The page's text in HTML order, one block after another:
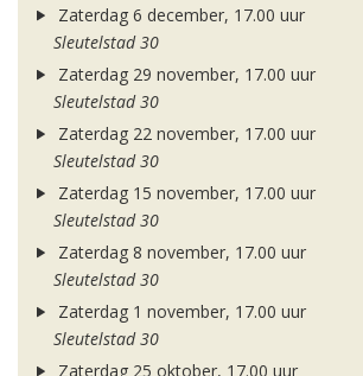
Zaterdag 6 december, 17.00 uur
Sleutelstad 30
Zaterdag 29 november, 17.00 uur
Sleutelstad 30
Zaterdag 22 november, 17.00 uur
Sleutelstad 30
Zaterdag 15 november, 17.00 uur
Sleutelstad 30
Zaterdag 8 november, 17.00 uur
Sleutelstad 30
Zaterdag 1 november, 17.00 uur
Sleutelstad 30
Zaterdag 25 oktober, 17.00 uur